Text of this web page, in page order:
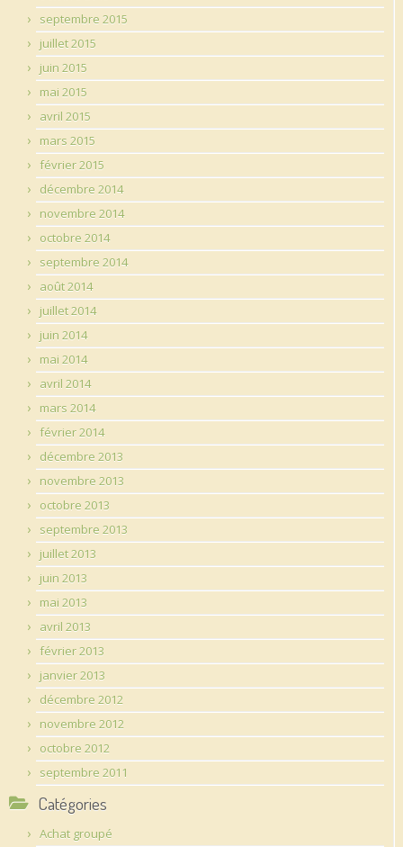
septembre 2015
juillet 2015
juin 2015
mai 2015
avril 2015
mars 2015
février 2015
décembre 2014
novembre 2014
octobre 2014
septembre 2014
août 2014
juillet 2014
juin 2014
mai 2014
avril 2014
mars 2014
février 2014
décembre 2013
novembre 2013
octobre 2013
septembre 2013
juillet 2013
juin 2013
mai 2013
avril 2013
février 2013
janvier 2013
décembre 2012
novembre 2012
octobre 2012
septembre 2011
Catégories
Achat groupé